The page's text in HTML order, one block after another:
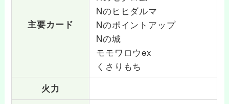
主要カード
Nのヒヒダルマ
Nのポイントアップ
Nの城
モモワロウex
くさりもち
火力